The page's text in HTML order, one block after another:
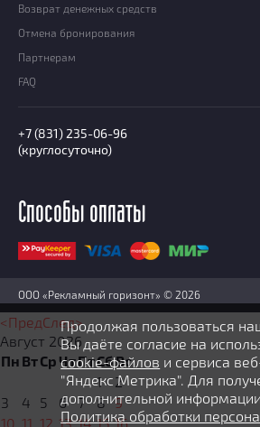
Возврат денежных средств
Отмена бронирования
Партнерам
FAQ
+7 (831) 235-06-96
(круглосуточно)
Способы оплаты
ООО «Рекламный горизонт» © 2026
Продолжая пользоваться
Вы даёте согласие на
cookie-файлов и сервиса
"Яндекс Метрика". Для
дополнительной
Политика обработки
<ПредСлед>
Август 2026
Пн ВтСр ЧтПтСбВс
1
2
3
4 5 6 7 8 9
10 11 12 13 14 15 16